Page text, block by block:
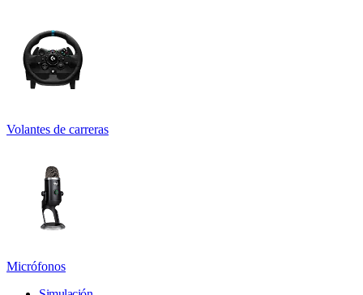
Volantes de carreras
Micrófonos